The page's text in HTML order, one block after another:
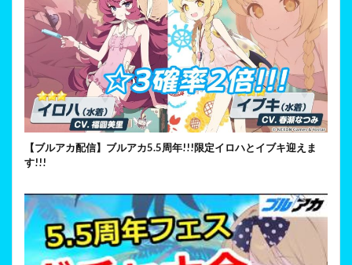
【ブルアカ配信】ブルアカ5.5周年!!!限定イロハとイブキ迎えま
す!!!